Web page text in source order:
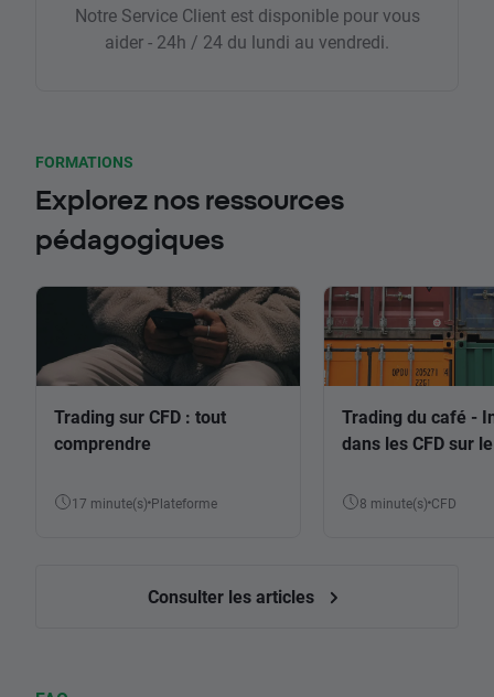
Notre Service Client est disponible pour vous
aider - 24h / 24 du lundi au vendredi.
FORMATIONS
Explorez nos ressources
pédagogiques
Trading sur CFD : tout
comprendre
17 minute(s) Plateforme
Trading du café -
dans les CFD sur
8 minute(s) CFD
Consulter les articles